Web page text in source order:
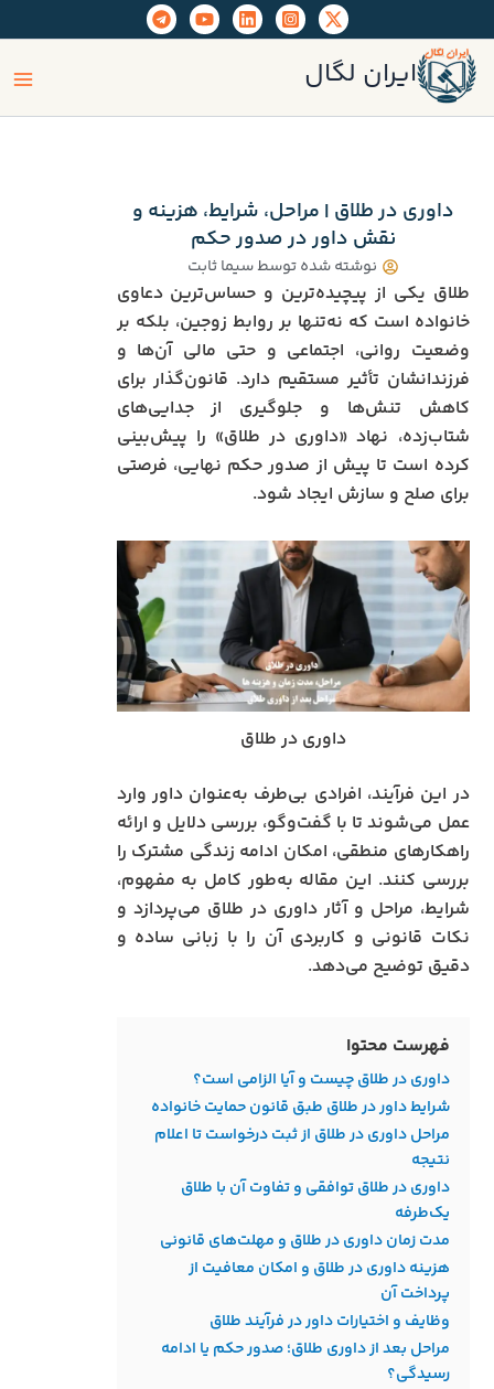
به
محتوا
ایران لگال
داوری در طلاق | مراحل، شرایط، هزینه و
نقش داور در صدور حکم
نوشته شده توسطسیما ثابت
طلاق یکی از پیچیده‌ترین و حساس‌ترین دعاوی
خانواده است که نه‌تنها بر روابط زوجین، بلکه بر
وضعیت روانی، اجتماعی و حتی مالی آن‌ها و
فرزندانشان تأثیر مستقیم دارد. قانون‌گذار برای
کاهش تنش‌ها و جلوگیری از جدایی‌های
شتاب‌زده، نهاد «داوری در طلاق» را پیش‌بینی
کرده است تا پیش از صدور حکم نهایی، فرصتی
برای صلح و سازش ایجاد شود.
داوری در طلاق
در این فرآیند، افرادی بی‌طرف به‌عنوان داور وارد
عمل می‌شوند تا با گفت‌وگو، بررسی دلایل و ارائه
راهکارهای منطقی، امکان ادامه زندگی مشترک را
بررسی کنند. این مقاله به‌طور کامل به مفهوم،
شرایط، مراحل و آثار داوری در طلاق می‌پردازد و
نکات قانونی و کاربردی آن را با زبانی ساده و
دقیق توضیح می‌دهد.
فهرست محتوا
داوری در طلاق چیست و آیا الزامی است؟
شرایط داور در طلاق طبق قانون حمایت خانواده
مراحل داوری در طلاق از ثبت درخواست تا اعلام
نتیجه
داوری در طلاق توافقی و تفاوت آن با طلاق
یک‌طرفه
مدت زمان داوری در طلاق و مهلت‌های قانونی
هزینه داوری در طلاق و امکان معافیت از
پرداخت آن
وظایف و اختیارات داور در فرآیند طلاق
مراحل بعد از داوری طلاق؛ صدور حکم یا ادامه
رسیدگی؟